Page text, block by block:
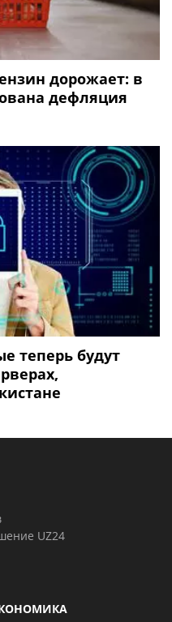
дорожает: в
дефляция
теперь будут
UZ24